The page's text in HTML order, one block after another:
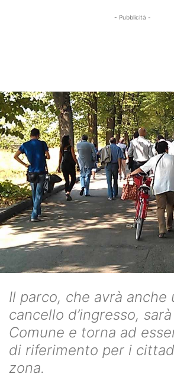
- Pubblicità -
Il parco, che avrà anche
cancello d’ingresso,
Comune e torna ad
di riferimento per i
zona.